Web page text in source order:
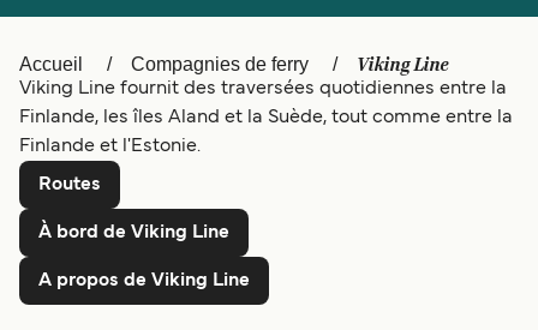
Ελλάδα Polska
Deutschland Schweiz (DE)
Norge
Indonesia
Accueil Compagnies de ferry Viking Line
Viking Line fournit des traversées quotidiennes entre la
Finlande, les îles Aland et la Suède, tout comme entre la
Finlande et l'Estonie.
Routes
À bord de Viking Line
A propos de Viking Line